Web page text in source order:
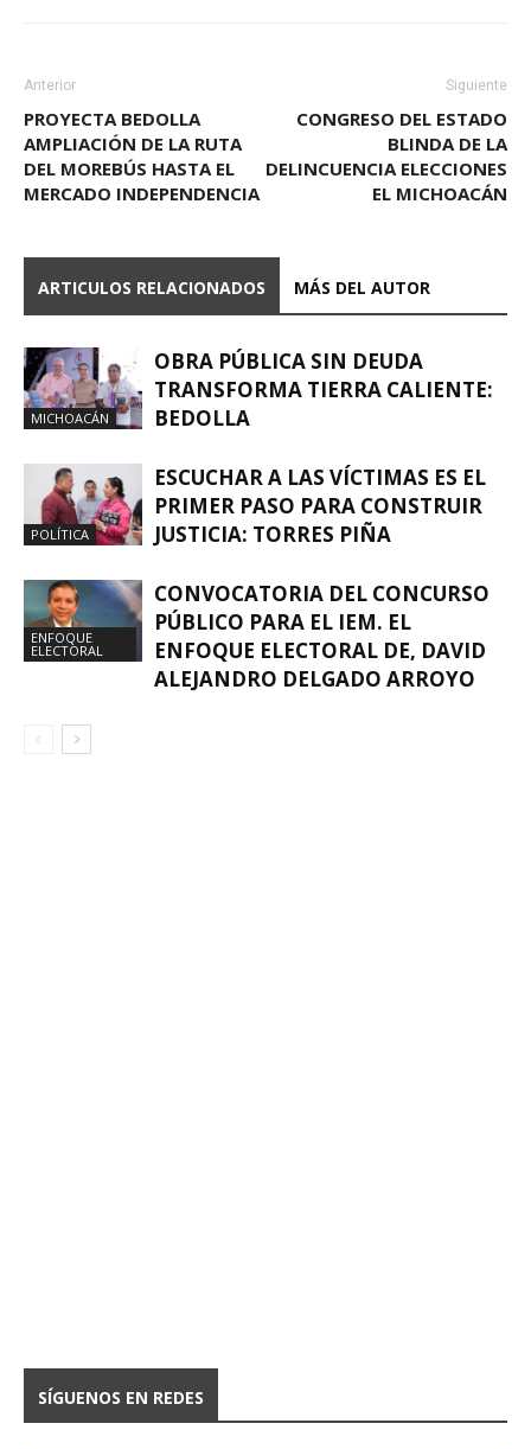
Anterior
PROYECTA BEDOLLA
AMPLIACIÓN DE LA RUTA
DEL MOREBÚS HASTA EL
MERCADO INDEPENDENCIA
Siguiente
CONGRESO DEL ESTADO
BLINDA DE LA
DELINCUENCIA ELECCIONES
EL MICHOACÁN
ARTICULOS RELACIONADOS MÁS DEL AUTOR
MICHOACÁN
OBRA PÚBLICA SIN DEUDA
TRANSFORMA TIERRA CALIENTE:
BEDOLLA
POLÍTICA
ESCUCHAR A LAS VÍCTIMAS ES EL
PRIMER PASO PARA CONSTRUIR
JUSTICIA: TORRES PIÑA
ENFOQUE
ELECTORAL
CONVOCATORIA DEL CONCURSO
PÚBLICO PARA EL IEM. EL
ENFOQUE ELECTORAL DE, DAVID
ALEJANDRO DELGADO ARROYO
SÍGUENOS EN REDES